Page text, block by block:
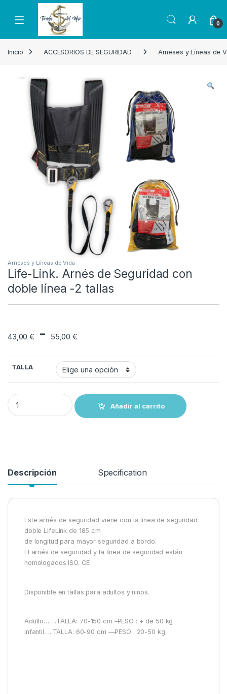
Skip to navigation
Skip to content
Open 0
Inicio ACCESORIOS DE SEGURIDAD Arneses y Líneas de
Arneses y Líneas de Vida
Life-Link. Arnés de Seguridad con
doble línea -2 tallas
43,00€ - 55,00 €Rango de precios:
TALLA
Life-Link. Arnés de Seguridad con doble línea -2 tallas quantity
Añadir al carrito
Descripción Specification
Este arnés de seguridad viene con la línea de seguridad
doble LifeLink de 185 cm
de longitud para mayor seguridad a bordo.
El arnés de seguridad y la línea de seguridad están
homologados ISO. CE
Disponible en tallas para adultos y niños.
Adulto…….TALLA: 70-150 cm –PESO : + de 50 kg
Infantil…..TALLA: 60-90 cm —PESO : 20-50 kg